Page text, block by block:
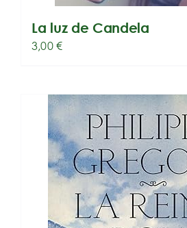
La luz de Candela
3,00€